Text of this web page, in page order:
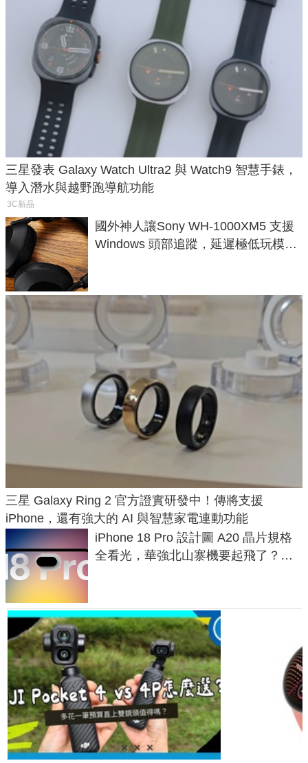
三星發表 Galaxy Watch Ultra2 與 Watch9 智慧手錶，
導入潛水與越野跑導航功能
3C新品
國外神人讓Sony WH-1000XM5 支援
Windows 頭部追蹤，延遲極低玩模擬
三星 Galaxy Ring 2 官方證實研發中！傳將支援
iPhone，還有強大的 AI 與智慧家電連動功能
iPhone 18 Pro 設計圖 A20 晶片規格
全看光，華強北山寨機要起飛了？專